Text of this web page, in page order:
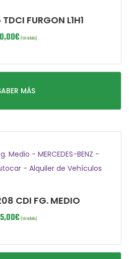
FURGON L1H1
€ (IVA incluido)
MÁS
CDI FG. MEDIO
€ (IVA incluido)